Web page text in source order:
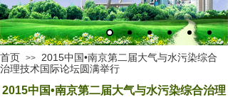
首页 >>
2015中国•南京第二届大气与水污染综合
治理技术国际论坛圆满举行
2015中国•南京第二届大气与水污染综合治理